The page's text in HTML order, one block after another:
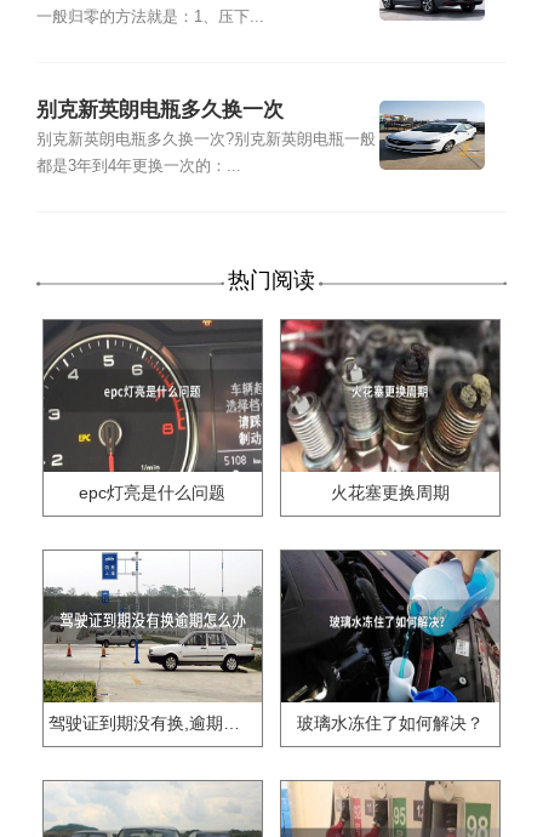
一般归零的方法就是：1、压下...
别克新英朗电瓶多久换一次
别克新英朗电瓶多久换一次?别克新英朗电瓶一般
都是3年到4年更换一次的：...
热门阅读
epc灯亮是什么问题 火花塞更换周期
驾驶证到期没有换,逾期怎么办?? 玻璃水冻住了如何解决？